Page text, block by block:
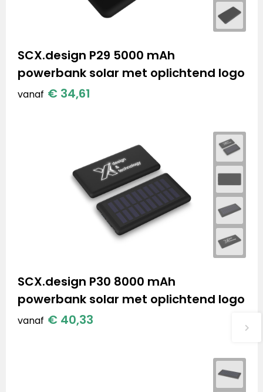
SCX.design P29 5000 mAh
powerbank solar met oplichtend logo
vanaf € 34,61
SCX.design P30 8000 mAh
powerbank solar met oplichtend logo
vanaf € 40,33